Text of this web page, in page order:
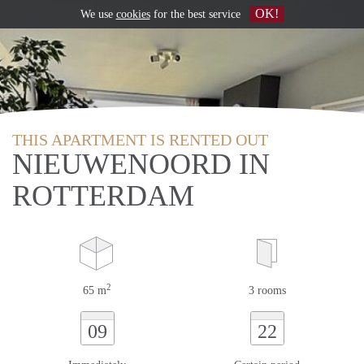
THIS APARTMENT IS RENTED OUT
NIEUWENOORD IN
ROTTERDAM
65 m2 3 rooms
09 22
We use cookiesfor the best service OK!